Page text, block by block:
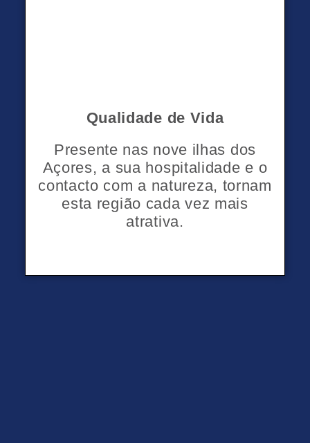
Qualidade de Vida
Presente nas nove ilhas dos
Açores, a sua hospitalidade e o
contacto com a natureza, tornam
esta região cada vez mais
atrativa.